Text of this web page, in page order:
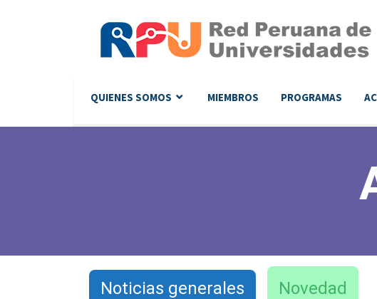
QUIENES SOMOS MIEMBROS PROGRAMAS
Noticias generales Novedad